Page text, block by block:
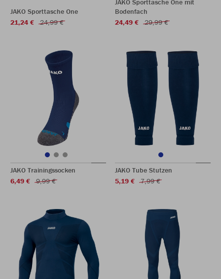
JAKO Sporttasche One
21,24 €
24,99 €
JAKO Sporttasche One mit
Bodenfach
24,49 €
29,99 €
JAKO Trainingssocken
6,49 €
9,99 €
JAKO Tube Stutzen
5,19 €
7,99 €